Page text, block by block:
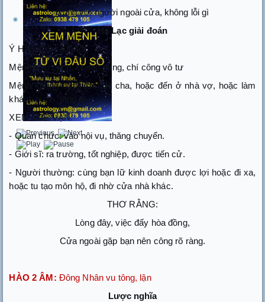
Cùng với người ngoài cửa, không lỗi gì
Hà Lạc giải đoán
Ý Hào: Cải cách tốt.
Mệnh hợp cách: khoan dung, chí công vô tư
Mệnh không hợp: rời quê cha, hoặc đến ở nhà vợ, hoặc làm
khách buôn, tăng ni.
XEM TUẾ VẬN:
- Quan chức: vào nội vụ, thăng chuyển.
- Giới sĩ: ra trường, tốt nghiệp, được tiến cử.
- Người thường: cùng bạn lữ kinh doanh được lợi hoặc đi xa,
hoặc tu tạo môn hộ, đi nhờ cửa nhà khác.
THƠ RẰNG:
Lòng đây, việc đấy hòa đồng,
Cửa ngoài gặp bạn nên công rõ ràng.
HÀO 2 ÂM: Đông Nhân vu tông, lận
Lược nghĩa